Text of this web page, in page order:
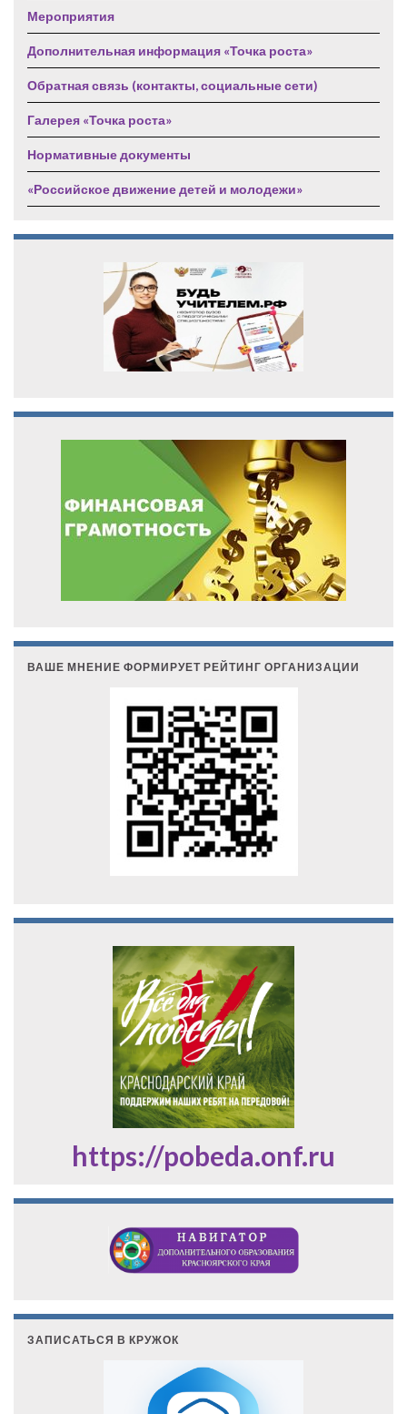
Мероприятия
Дополнительная информация «Точка роста»
Обратная связь (контакты, социальные сети)
Галерея «Точка роста»
Нормативные документы
«Российское движение детей и молодежи»
ВАШЕ МНЕНИЕ ФОРМИРУЕТ РЕЙТИНГ ОРГАНИЗАЦИИ
https://pobeda.onf.ru
ЗАПИСАТЬСЯ В КРУЖОК